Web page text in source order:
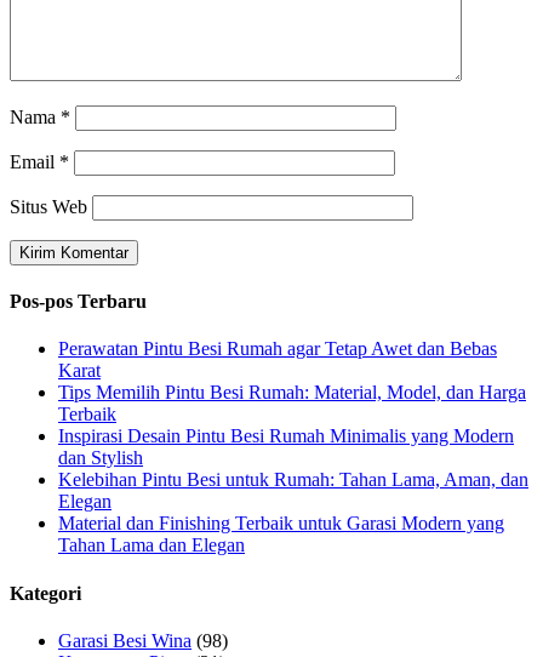
Nama *
Email *
Situs Web
Pos-pos Terbaru
Perawatan Pintu Besi Rumah agar Tetap Awet dan Bebas
Karat
Tips Memilih Pintu Besi Rumah: Material, Model, dan Harga
Terbaik
Inspirasi Desain Pintu Besi Rumah Minimalis yang Modern
dan Stylish
Kelebihan Pintu Besi untuk Rumah: Tahan Lama, Aman, dan
Elegan
Material dan Finishing Terbaik untuk Garasi Modern yang
Tahan Lama dan Elegan
Kategori
Garasi Besi Wina (98)